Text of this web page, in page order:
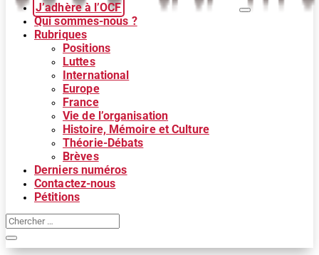
J’adhère à l’OCF
Qui sommes-nous ?
Rubriques
Positions
Luttes
International
Europe
France
Vie de l’organisation
Histoire, Mémoire et Culture
Théorie-Débats
Brèves
Derniers numéros
Contactez-nous
Pétitions